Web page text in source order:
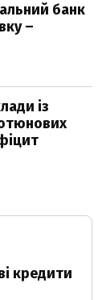
банк
–
із
кредити